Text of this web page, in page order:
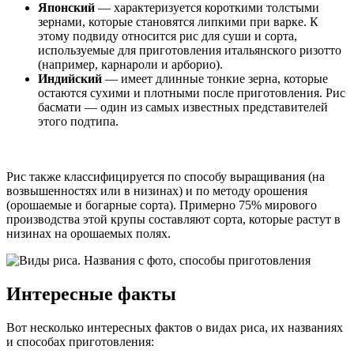
Японский — характеризуется короткими толстыми
зернами, которые становятся липкими при варке. К
этому подвиду относится рис для суши и сорта,
используемые для приготовления итальянского ризотто
(например, карнароли и арборио).
Индийский — имеет длинные тонкие зерна, которые
остаются сухими и плотными после приготовления. Рис
басмати — один из самых известных представителей
этого подтипа.
Рис также классифицируется по способу выращивания (на
возвышенностях или в низинах) и по методу орошения
(орошаемые и богарные сорта). Примерно 75% мирового
производства этой крупы составляют сорта, которые растут в
низинах на орошаемых полях.
Интересные факты
Вот несколько интересных фактов о видах риса, их названиях
и способах приготовления: